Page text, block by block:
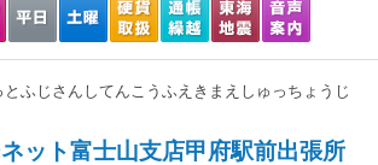
とふじさんしてんこうふえきまえしゅっちょうじ
ット富士山支店甲府駅前出張所